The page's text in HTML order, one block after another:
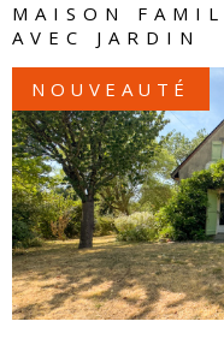
MAISON
AVEC JARDIN
NOUVEAUTÉ